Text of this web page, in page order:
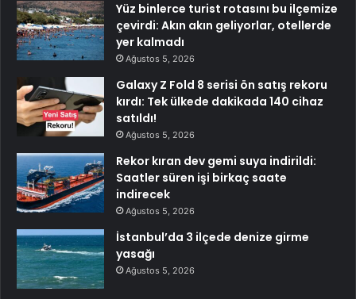
Yüz binlerce turist rotasını bu ilçemize
çevirdi: Akın akın geliyorlar, otellerde
yer kalmadı
Ağustos 5, 2026
Galaxy Z Fold 8 serisi ön satış rekoru
kırdı: Tek ülkede dakikada 140 cihaz
satıldı!
Ağustos 5, 2026
Rekor kıran dev gemi suya indirildi:
Saatler süren işi birkaç saate
indirecek
Ağustos 5, 2026
İstanbul’da 3 ilçede denize girme
yasağı
Ağustos 5, 2026